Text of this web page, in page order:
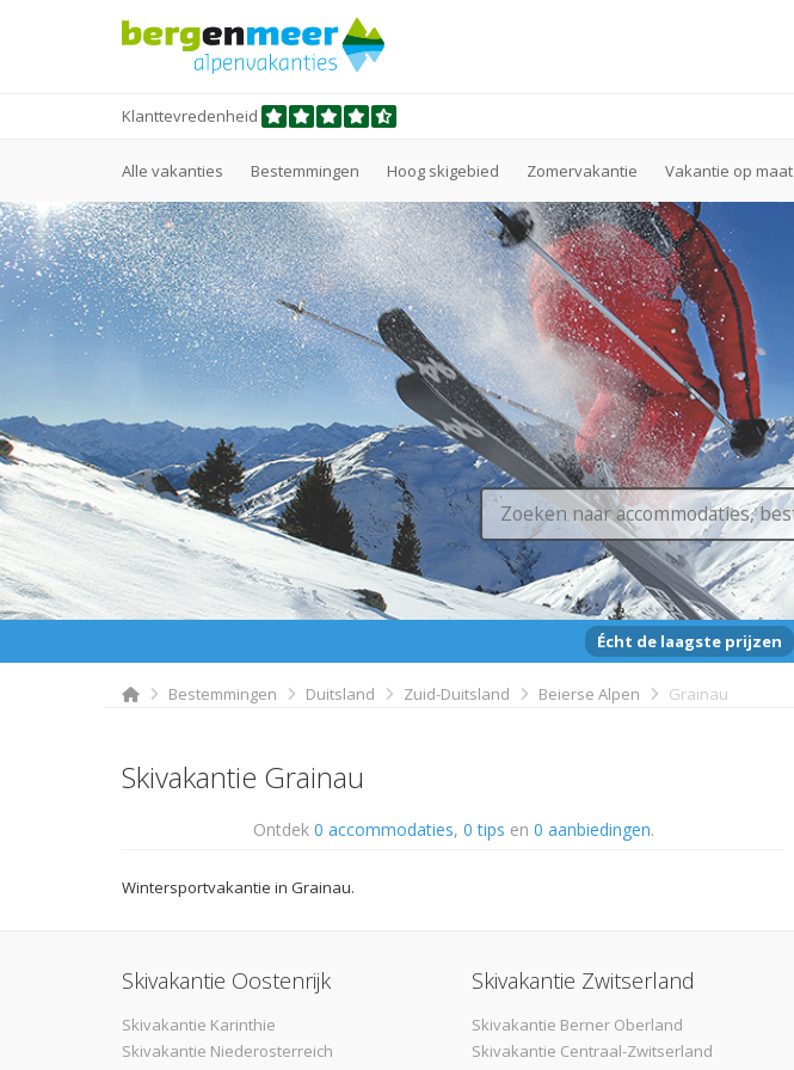
Klanttevredenheid
Alle vakanties Bestemmingen Hoog skigebied Zomervakantie Vakantie op maat
Écht de laagste prijzen
Bestemmingen Duitsland Zuid-Duitsland Beierse Alpen Grainau
Skivakantie Grainau
Ontdek 0 accommodaties, 0 tips en 0 aanbiedingen.
Wintersportvakantie in Grainau.
Skivakantie Oostenrijk
Skivakantie Karinthie
Skivakantie Niederosterreich
Skivakantie Zwitserland
Skivakantie Berner Oberland
Skivakantie Centraal-Zwitserland